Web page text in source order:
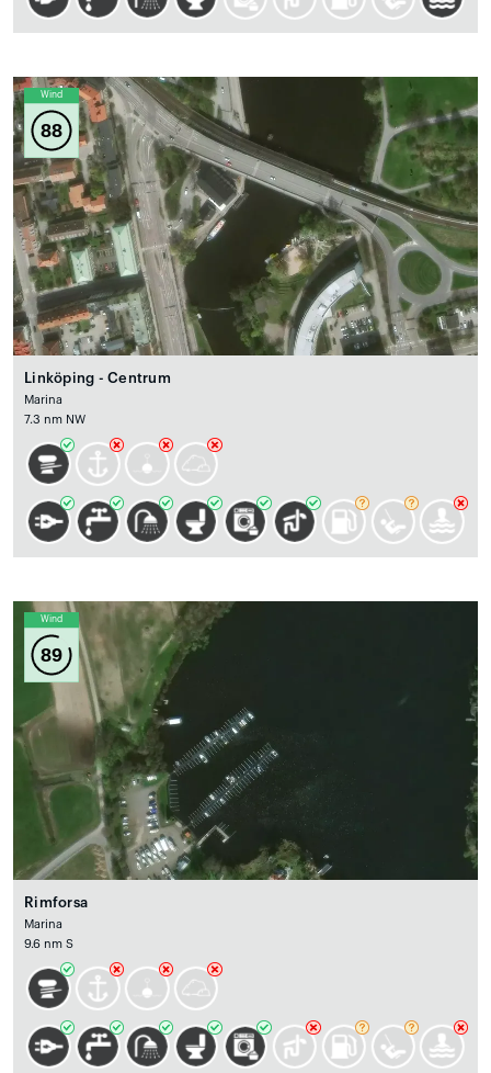
Wind
88
Linköping - Centrum
Marina
7.3 nm NW
Wind
89
Rimforsa
Marina
9.6 nm S